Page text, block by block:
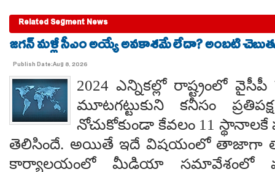
Related Segment News
జగన్ మళ్లీ సీఎం అయ్యే అవకాశమే లేదా? అంబటి
Publish Date:Aug 8, 2026
2024 ఎన్నికల్లో రాష్ట్రంలో
మూటగట్టుకుని కనీసం
నోచుకోకుండా కేవలం 11
తెలిసిందే. అయితే ఇదే విషయంలో తాజాగా
కార్యాలయంలో మీడియా సమావేశంలో